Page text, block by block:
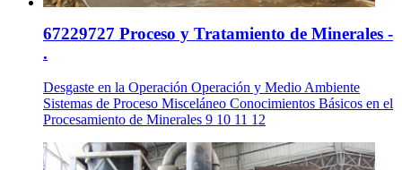
67229727 Proceso y Tratamiento de Minerales -
.
Desgaste en la Operación Operación y Medio Ambiente
Sistemas de Proceso Misceláneo Conocimientos Básicos en el
Procesamiento de Minerales 9 10 11 12